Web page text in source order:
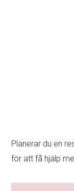
Planerar du en
för att få hjälp